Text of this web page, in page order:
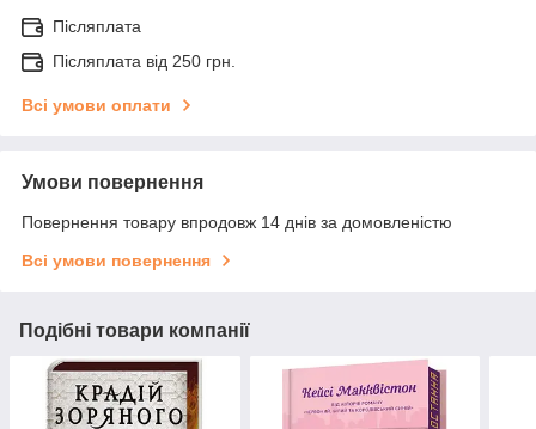
Післяплата
Післяплата від 250 грн.
Всі умови оплати
Умови повернення
Повернення товару впродовж 14 днів за домовленістю
Всі умови повернення
Подібні товари компанії